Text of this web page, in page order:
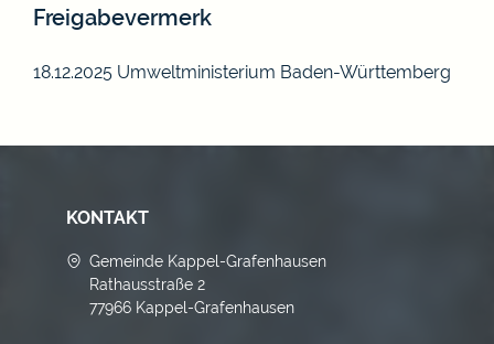
Freigabevermerk
18.12.2025 Umweltministerium Baden-Württemberg
KONTAKT
Gemeinde Kappel-Grafenhausen
Rathausstraße 2
77966 Kappel-Grafenhausen